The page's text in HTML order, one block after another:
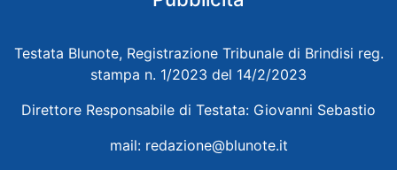
Testata Blunote, Registrazione Tribunale di Brindisi reg.
stampa n. 1/2023 del 14/2/2023
Direttore Responsabile di Testata: Giovanni Sebastio
mail: redazione@blunote.it